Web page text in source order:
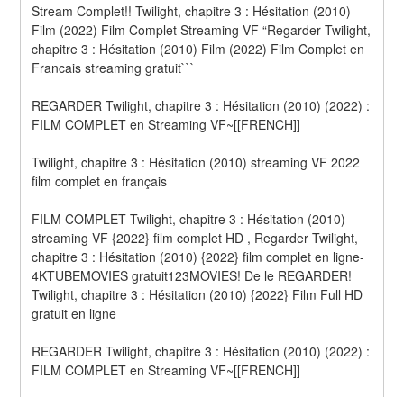
Stream Complet!! Twilight, chapitre 3 : Hésitation (2010)
Film (2022) Film Complet Streaming VF “Regarder Twilight,
chapitre 3 : Hésitation (2010) Film (2022) Film Complet en
Francais streaming gratuit```
REGARDER Twilight, chapitre 3 : Hésitation (2010) (2022) :
FILM COMPLET en Streaming VF~[[FRENCH]]
Twilight, chapitre 3 : Hésitation (2010) streaming VF 2022
film complet en français
FILM COMPLET Twilight, chapitre 3 : Hésitation (2010)
streaming VF {2022} film complet HD , Regarder Twilight,
chapitre 3 : Hésitation (2010) {2022} film complet en ligne-
4KTUBEMOVIES gratuit123MOVIES! De le REGARDER!
Twilight, chapitre 3 : Hésitation (2010) {2022} Film Full HD
gratuit en ligne
REGARDER Twilight, chapitre 3 : Hésitation (2010) (2022) :
FILM COMPLET en Streaming VF~[[FRENCH]]